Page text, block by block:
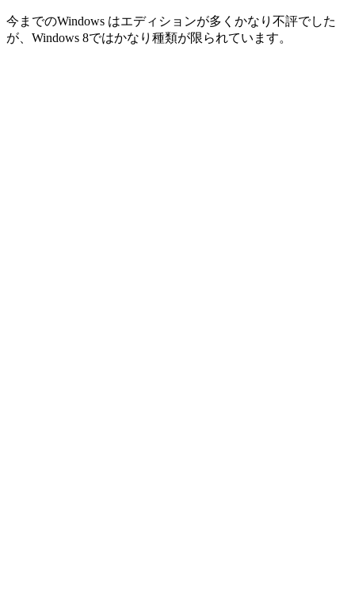
今までのWindows はエディションが多くかなり不評でした
が、Windows 8ではかなり種類が限られています。